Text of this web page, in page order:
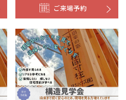
ご来場予約